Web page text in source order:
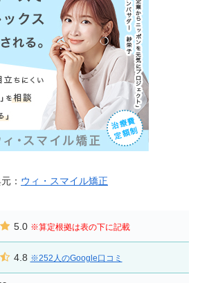
： ウィ・スマイル矯正
5.0 ※算定根拠は表の下に記載
4.8 ※252人のGoogle口コミ